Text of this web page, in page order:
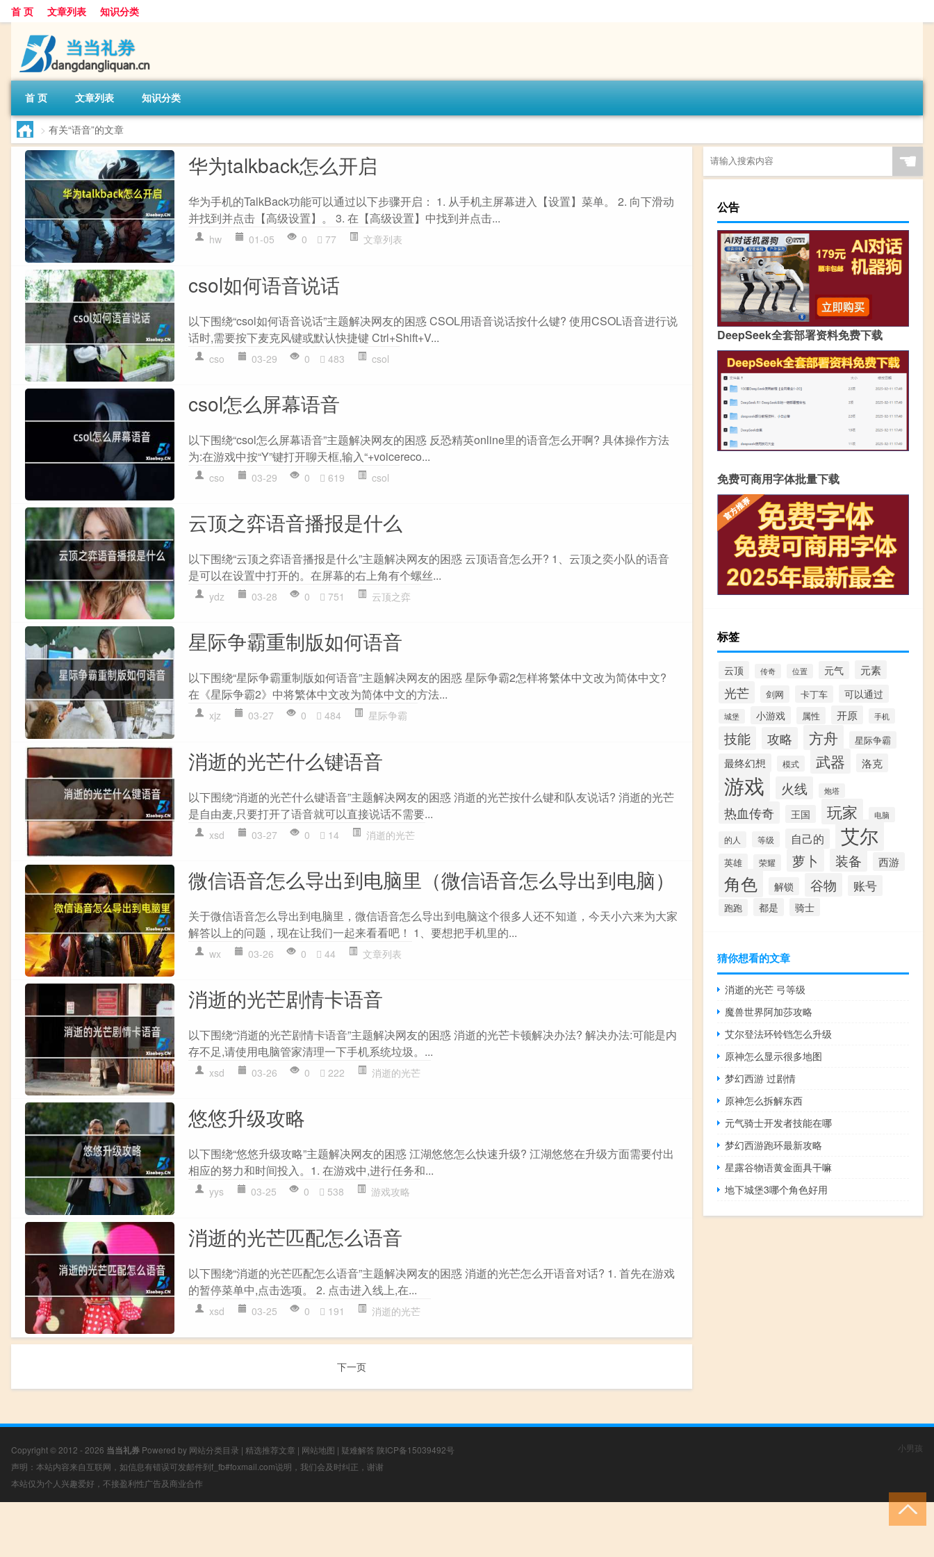
首 页 文章列表 知识分类
首 页 文章列表 知识分类
> 有关“语音”的文章
华为talkback怎么开启
华为手机的TalkBack功能可以通过以下步骤开启： 1. 从手机主屏幕进入【设置】菜单。 2. 向下滑动
并找到并点击【高级设置】。 3. 在【高级设置】中找到并点击...
hw 01-05 0 77 文章列表
csol如何语音说话
以下围绕“csol如何语音说话”主题解决网友的困惑 CSOL用语音说话按什么键? 使用CSOL语音进行说
话时,需要按下麦克风键或默认快捷键 Ctrl+Shift+V...
cso 03-29 0 483 csol
csol怎么屏幕语音
以下围绕“csol怎么屏幕语音”主题解决网友的困惑 反恐精英online里的语音怎么开啊? 具体操作方法
为:在游戏中按“Y”键打开聊天框,输入“+voicereco...
cso 03-29 0 619 csol
云顶之弈语音播报是什么
以下围绕“云顶之弈语音播报是什么”主题解决网友的困惑 云顶语音怎么开? 1、云顶之奕小队的语音
是可以在设置中打开的。在屏幕的右上角有个螺丝...
ydz 03-28 0 751 云顶之弈
星际争霸重制版如何语音
以下围绕“星际争霸重制版如何语音”主题解决网友的困惑 星际争霸2怎样将繁体中文改为简体中文?
在《星际争霸2》中将繁体中文改为简体中文的方法...
xjz 03-27 0 484 星际争霸
消逝的光芒什么键语音
以下围绕“消逝的光芒什么键语音”主题解决网友的困惑 消逝的光芒按什么键和队友说话? 消逝的光芒
是自由麦,只要打开了语音就可以直接说话不需要...
xsd 03-27 0 14 消逝的光芒
微信语音怎么导出到电脑里（微信语音怎么导出到电脑）
关于微信语音怎么导出到电脑里，微信语音怎么导出到电脑这个很多人还不知道，今天小六来为大家
解答以上的问题，现在让我们一起来看看吧！ 1、要想把手机里的...
wx 03-26 0 44 文章列表
消逝的光芒剧情卡语音
以下围绕“消逝的光芒剧情卡语音”主题解决网友的困惑 消逝的光芒卡顿解决办法? 解决办法:可能是内
存不足,请使用电脑管家清理一下手机系统垃圾。...
xsd 03-26 0 222 消逝的光芒
悠悠升级攻略
以下围绕“悠悠升级攻略”主题解决网友的困惑 江湖悠悠怎么快速升级? 江湖悠悠在升级方面需要付出
相应的努力和时间投入。1. 在游戏中,进行任务和...
yys 03-25 0 538 游戏攻略
消逝的光芒匹配怎么语音
以下围绕“消逝的光芒匹配怎么语音”主题解决网友的困惑 消逝的光芒怎么开语音对话? 1. 首先在游戏
的暂停菜单中,点击选项。 2. 点击进入线上,在...
xsd 03-25 0 191 消逝的光芒
下一页
☚
公告
DeepSeek全套部署资料免费下载
免费可商用字体批量下载
标签
云顶 传奇 位置 元气 元素
光芒 剑网 卡丁车 可以通过
城堡 小游戏 属性 开原 手机
技能 攻略 方舟 星际争霸
最终幻想 模式 武器 洛克
游戏 火线 炮塔
热血传奇 王国 玩家 电脑
的人 等级 自己的 艾尔
英雄 荣耀 萝卜 装备 西游
角色 解锁 谷物 账号
跑跑 都是 骑士
猜你想看的文章
消逝的光芒 弓等级
魔兽世界阿加莎攻略
艾尔登法环铃铛怎么升级
原神怎么显示很多地图
梦幻西游 过剧情
原神怎么拆解东西
元气骑士开发者技能在哪
梦幻西游跑环最新攻略
星露谷物语黄金面具干嘛
地下城堡3哪个角色好用
Copyright © 2012 - 2026 当当礼券 Powered by 网站分类目录 | 精选推荐文章 | 网站地图 | 疑难解答 陕ICP备15039492号
声明：本站内容来自互联网，如信息有错误可发邮件到f_fb#foxmail.com说明，我们会及时纠正，谢谢
本站仅为个人兴趣爱好，不接盈利性广告及商业合作
小男孩